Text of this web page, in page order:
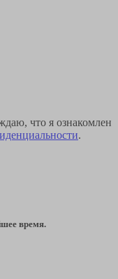
что я ознакомлен
.
время.